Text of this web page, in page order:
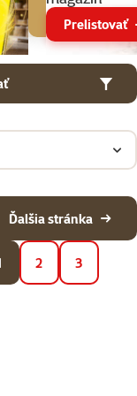
Prelistovať
králiky
2 3
Ďalšia stránka